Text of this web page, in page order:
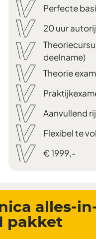
Perfecte
20 uur
deelname)
Theorie
Aanvullend
Flexibel te
€ 1999,-
alles-
pakket